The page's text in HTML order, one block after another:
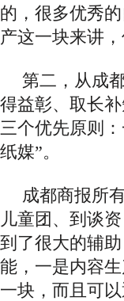
的，很多优秀
产这一块来讲
第二，从成
得益彰、取长
三个优先原则
纸媒”。
成都商报所
儿童团、到谈
到了很大的辅
能，一是内容
一块，而且可